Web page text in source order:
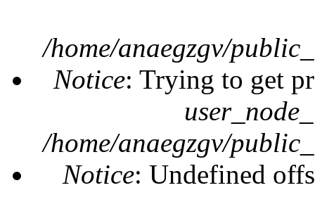
/home/anaegzgv/
Notice: Trying to get
/home/anaegzgv/
Notice: Undefined